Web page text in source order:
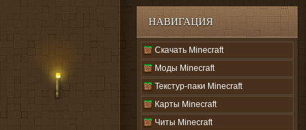
НАВИГАЦИЯ
Скачать Minecraft
Моды Minecraft
Текстур-паки Minecraft
Карты Minecraft
Читы Minecraft